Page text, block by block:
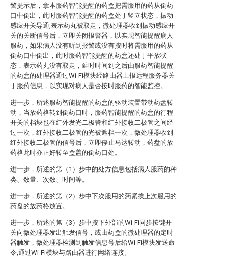
警提示后，拿本服药智能提醒的药盒把需服用的药从倒药
口中倒出，此时服药智能提醒的药盒处于竖立状态，振动
感应开关导通,表示药丸被取走，微处理器收到振动感应开
关的关断信号后，立即关闭报警器，以实现智能提醒病人
服药，如果病人没有听到报警或没有按时将需服用的药从
倒药口中倒出，此时服药智能提醒的药盒还处于平放状
态，表示药丸没有取走，延时时间到之后由服药智能提醒
的药盒的处理器通过Wi-Fi模块经路由器上报远程服务器关
于服药信息，以实现对病人是否按时服药的智能监控。
进一步，所述服药智能提醒的药盒的驱动装置带动药盘转
动，当放药格转到倒药口时，服药智能提醒的药盒的行程
开关的档块也在红外发光二极管和红外接收二极管之间经
过一次，红外接收二极管的光被遮档一次，微处理器收到
红外接收二极管的信号后，立即停止马达转动，药盘的放
药格此时亦正好转至盒盖的倒药口处。
进一步，所述的第（1）步中的处方信息包括病人服药的种
类、数量、次数、时间等。
进一步，所述的第（2）步中下次服用的药紧挨上次服用的
药盘的放药格放置。
进一步，所述的第（3）步中按下外部的Wi-Fi同步按键开
关向微处理器发出触发信号，或由药盒的微处理器的定时
器触发，微处理器检测到触发信息号后给Wi-Fi模块发送命
令,通过Wi-Fi模块与路由器进行网络连接。